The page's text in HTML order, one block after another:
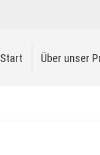
Start Über unser